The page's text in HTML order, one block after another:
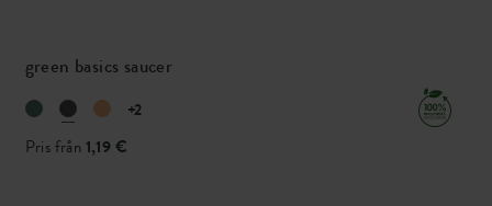
green basics saucer
+2
Pris från 1,19 €